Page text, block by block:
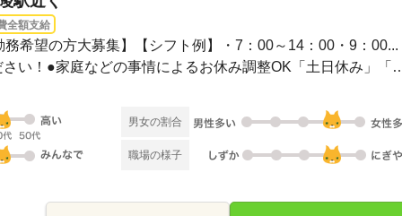
全額支給
希望の方大募集】【シフト例】・7：00～14：00・9：00...
●希望のお休みをご相談ください！●家庭
男女の割合
職場の様子